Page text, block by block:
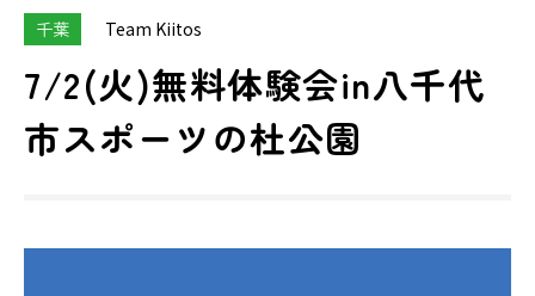
千葉 Team Kiitos
7/2(火)無料体験会in八千代
市スポーツの杜公園